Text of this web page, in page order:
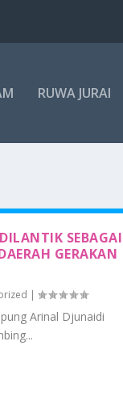
RUWA JURAI
SEBAGAI
GERAKAN
|
Arinal Djunaidi